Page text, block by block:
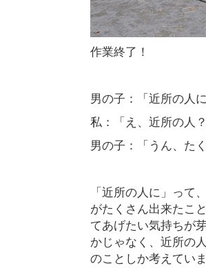
作業終了！
男の子：「近所の人
私：「え、近所の人
男の子：「うん、た
「近所の人に」って
がたくさん出来たこ
てあげたい気持ちが
かじゃなく、近所の
のことしか考えてい